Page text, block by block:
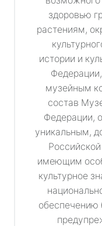
здоровью
растениям,
истории и
музейным
состав
Федерации,
уникальным,
имеющим
культурное
обеспечению